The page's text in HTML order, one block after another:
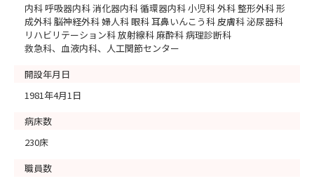
内科 呼吸器内科 消化器内科 循環器内科 小児科 外科 整形外科 形
成外科 脳神経外科 婦人科 眼科 耳鼻いんこう科 皮膚科 泌尿器科
リハビリテーション科 放射線科 麻酔科 病理診断科
救急科、血液内科、人工関節センター
開設年月日
1981年4月1日
病床数
230床
職員数